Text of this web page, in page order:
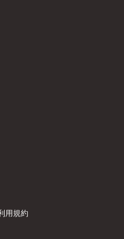
用規約